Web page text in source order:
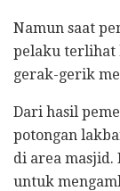
Namun saat
pelaku terlihat
gerak-gerik
Dari hasil
potongan
di area
untuk